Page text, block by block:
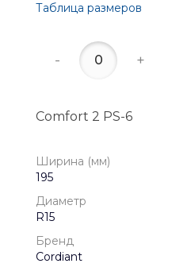
Таблица размеров
- +
Comfort 2 PS-6
Ширина (мм)
195
Диаметр
R15
Бренд
Cordiant